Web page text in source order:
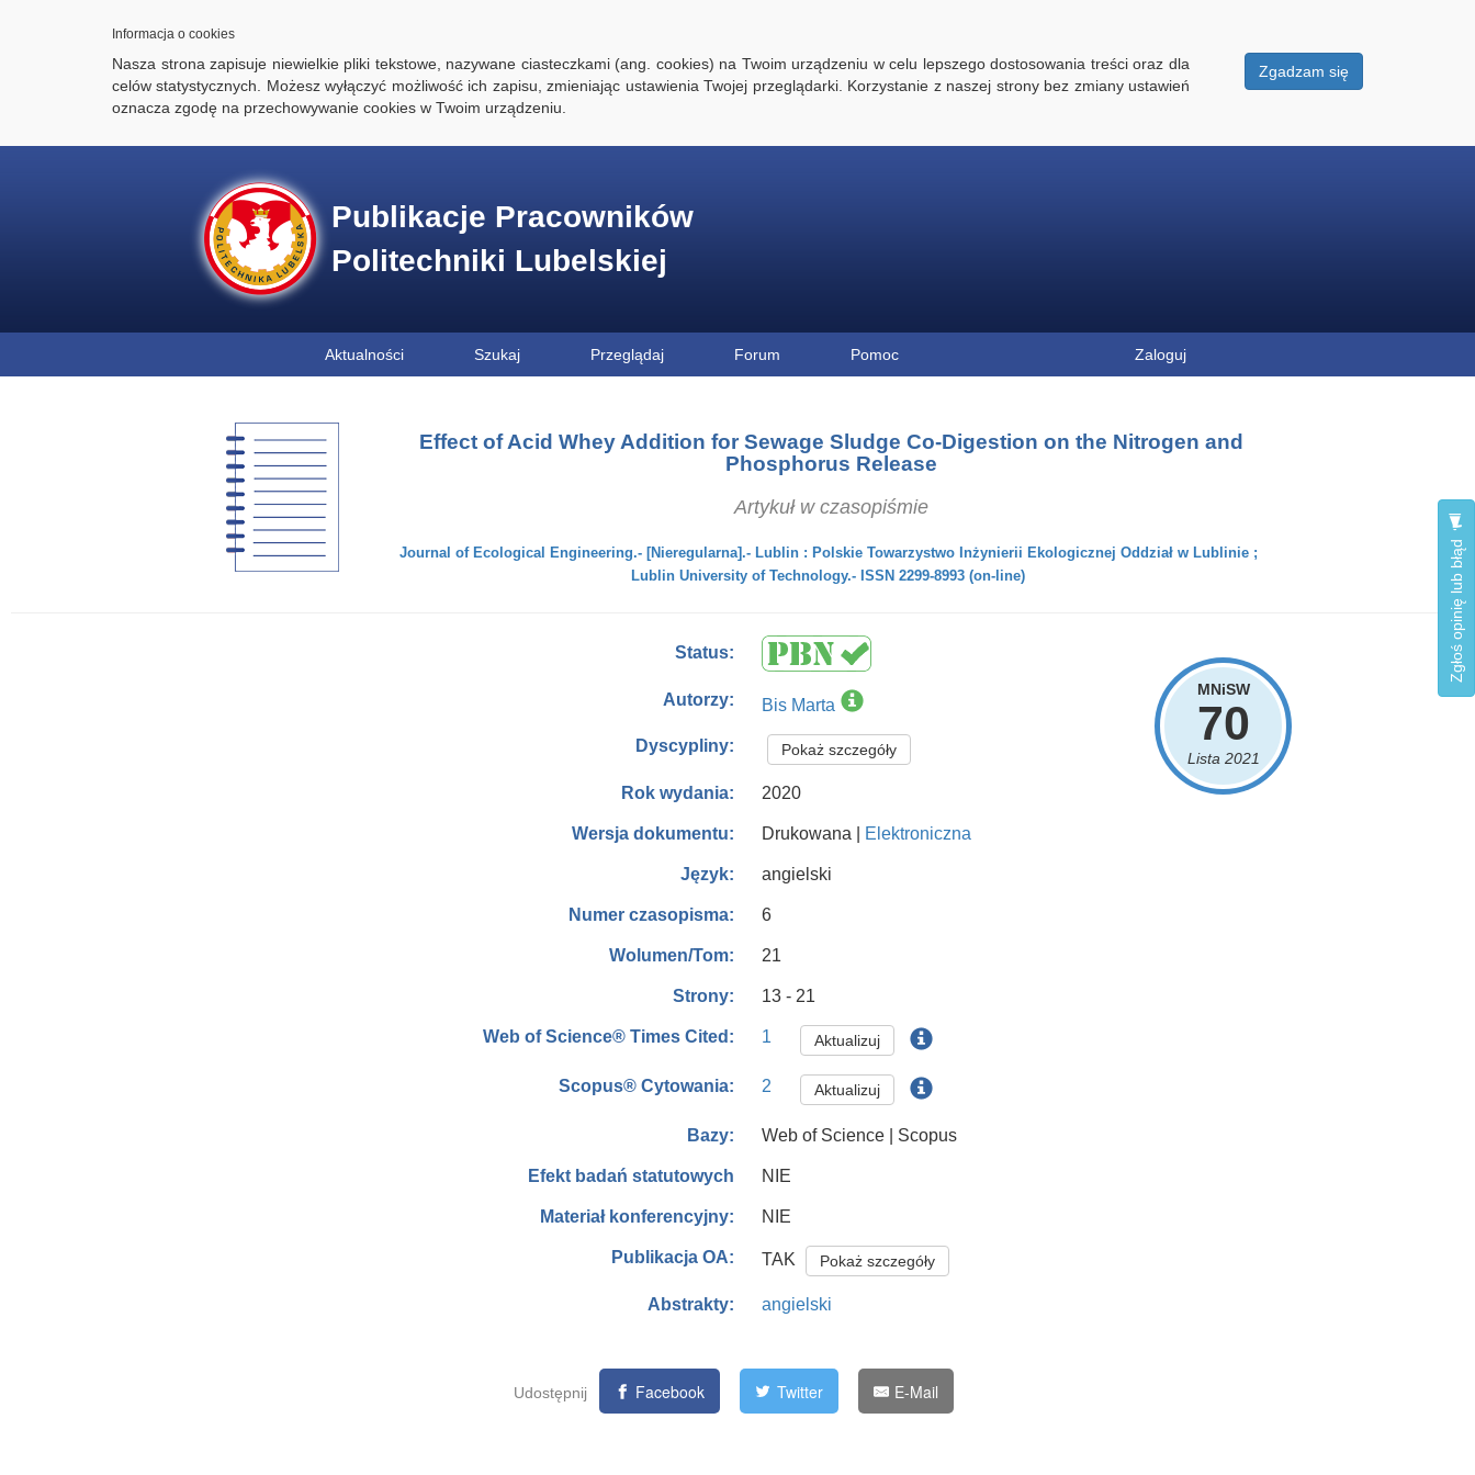
Informacja o cookies
Zgadzam się
Nasza strona zapisuje niewielkie pliki tekstowe, nazywane ciasteczkami (ang. cookies) na Twoim urządzeniu w celu lepszego dostosowania treści oraz dla
celów statystycznych. Możesz wyłączyć możliwość ich zapisu, zmieniając ustawienia Twojej przeglądarki. Korzystanie z naszej strony bez zmiany ustawień
oznacza zgodę na przechowywanie cookies w Twoim urządzeniu.
Publikacje Pracowników
Politechniki Lubelskiej
Aktualności Szukaj Przeglądaj Forum Pomoc Zaloguj
Zgłoś opinię lub błąd
Effect of Acid Whey Addition for Sewage Sludge Co-Digestion on the Nitrogen and
Phosphorus Release
Artykuł w czasopiśmie
Journal of Ecological Engineering.- [Nieregularna].- Lublin : Polskie Towarzystwo Inżynierii Ekologicznej Oddział w Lublinie ;
Lublin University of Technology.- ISSN 2299-8993 (on-line)
MNiSW
70
Lista 2021
Status:
Autorzy: Bis Marta
Dyscypliny: Pokaż szczegóły
Rok wydania: 2020
Wersja dokumentu: Drukowana | Elektroniczna
Język: angielski
Numer czasopisma: 6
Wolumen/Tom: 21
Strony: 13 - 21
Web of Science® Times Cited: 1 Aktualizuj
Scopus® Cytowania: 2 Aktualizuj
Bazy: Web of Science | Scopus
Efekt badań statutowych NIE
Materiał konferencyjny: NIE
Publikacja OA: TAK Pokaż szczegóły
Abstrakty: angielski
Udostępnij Facebook Twitter E-Mail